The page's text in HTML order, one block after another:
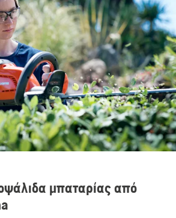
της περιοχής σας
μπαταρίας από